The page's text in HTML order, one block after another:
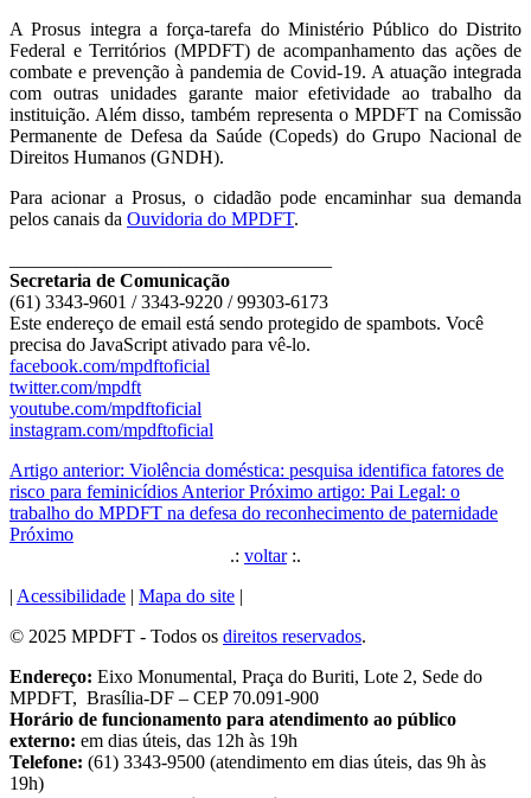
A Prosus integra a força-tarefa do Ministério Público do Distrito
Federal e Territórios (MPDFT) de acompanhamento das ações de
combate e prevenção à pandemia de Covid-19. A atuação integrada
com outras unidades garante maior efetividade ao trabalho da
instituição. Além disso, também representa o MPDFT na Comissão
Permanente de Defesa da Saúde (Copeds) do Grupo Nacional de
Direitos Humanos (GNDH).
Para acionar a Prosus, o cidadão pode encaminhar sua demanda
pelos canais da Ouvidoria do MPDFT.
Secretaria de Comunicação
(61) 3343-9601 / 3343-9220 / 99303-6173
Este endereço de email está sendo protegido de spambots. Você
precisa do JavaScript ativado para vê-lo.
facebook.com/mpdftoficial
twitter.com/mpdft
youtube.com/mpdftoficial
instagram.com/mpdftoficial
Artigo anterior: Violência doméstica: pesquisa identifica fatores de
risco para feminicídios Anterior Próximo artigo: Pai Legal: o
trabalho do MPDFT na defesa do reconhecimento de paternidade
Próximo
.: voltar:.
| Acessibilidade | Mapa do site |
© 2025 MPDFT - Todos os direitos reservados.
Endereço: Eixo Monumental, Praça do Buriti, Lote 2, Sede do
MPDFT, Brasília-DF – CEP 70.091-900
Horário de funcionamento para atendimento ao público
externo: em dias úteis, das 12h às 19h
Telefone: (61) 3343-9500 (atendimento em dias úteis, das 9h às
19h)